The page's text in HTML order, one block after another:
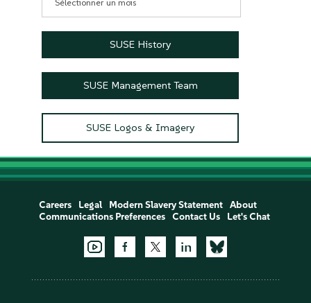
SUSE History
SUSE Management Team
SUSE Logos & Imagery
Careers Legal Modern Slavery Statement
About
Communications Preferences
Contact Us Let's Chat